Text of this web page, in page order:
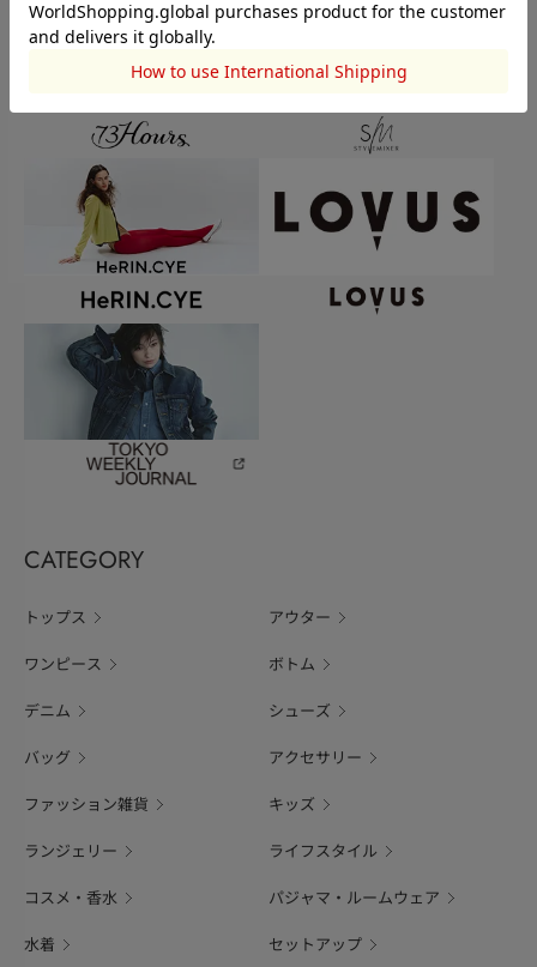
CATEGORY
トップス アウター
ワンピース ボトム
デニム シューズ
バッグ アクセサリー
ファッション雑貨 キッズ
ランジェリー ライフスタイル
コスメ・香水 パジャマ・ルームウェア
水着 セットアップ